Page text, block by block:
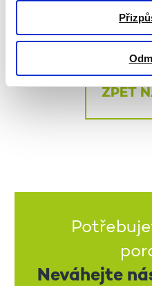
ZPĚT
Neváhejte